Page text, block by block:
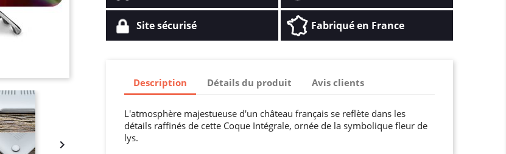

Site sécurisé Fabriqué en France
Description Détails du produit Avis clients
L'atmosphère majestueuse d'un château français se reflète dans les
détails raffinés de cette Coque Intégrale, ornée de la symbolique fleur de
lys.